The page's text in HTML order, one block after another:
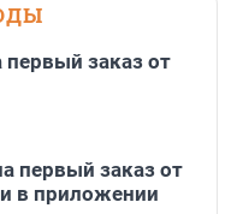
заказ от
первый заказ от
в приложении